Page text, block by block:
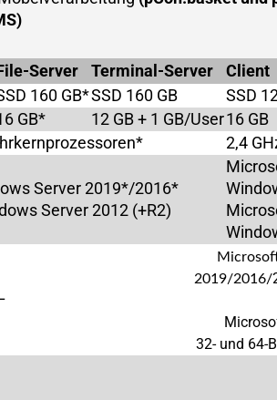
Server Terminal-Server Client
160 GB*SSD 160 GB SSD
GB* 12 GB + 1 GB/User16 GB
2,4
Server 2019*/2016*
Server 2012 (+R2)
2019/2016/
32- und 64-